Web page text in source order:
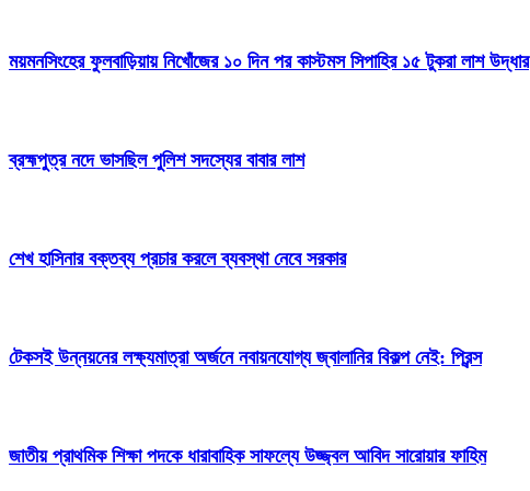
ময়মনসিংহের ফুলবাড়িয়ায় নিখোঁজের ১০ দিন পর কাস্টমস সিপাহির ১৫ টুকরা লাশ উদ্ধার
ব্রহ্মপুত্র নদে ভাসছিল পুলিশ সদস্যের বাবার লাশ
শেখ হাসিনার বক্তব্য প্রচার করলে ব্যবস্থা নেবে সরকার
টেকসই উন্নয়নের লক্ষ্যমাত্রা অর্জনে নবায়নযোগ্য জ্বালানির বিকল্প নেই: প্রিন্স
জাতীয় প্রাথমিক শিক্ষা পদকে ধারাবাহিক সাফল্যে উজ্জ্বল আবিদ সারোয়ার ফাহিম